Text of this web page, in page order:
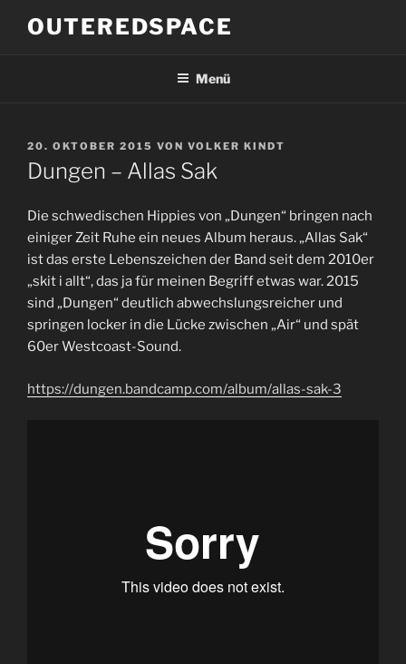
InhaltOUTEREDSPACE
Menü
VERÖFFENTLICHT
AM
20. OKTOBER 2015 VON VOLKER KINDT
Dungen – Allas Sak
Die schwedischen Hippies von „Dungen“ bringen nach
einiger Zeit Ruhe ein neues Album heraus. „Allas Sak“
ist das erste Lebenszeichen der Band seit dem 2010er
„skit i allt“, das ja für meinen Begriff etwas war. 2015
sind „Dungen“ deutlich abwechslungsreicher und
springen locker in die Lücke zwischen „Air“ und spät
60er Westcoast-Sound.
https://dungen.bandcamp.com/album/allas-sak-3